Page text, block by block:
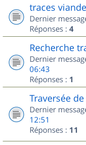
traces
Dernier
Réponses : 4
Recherche
Dernier
06:43
Réponses : 1
Traversée
Dernier
12:51
Réponses : 11